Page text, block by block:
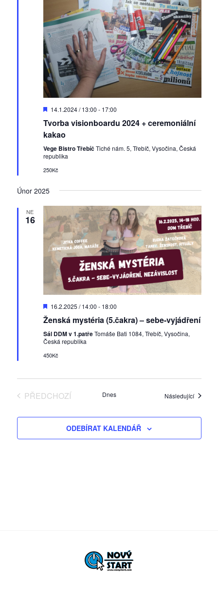
D
p
o
r
u
č
n
14.1.2024 / 13:00 - 17:00
Tvorba visionboardu 2024 + ceremoniální
kakao
Vege Bistro TřebíčTiché nám. 5, Třebíč, Vysočina, Česká
republika
250Kč
Únor 2025
NE
16
D
p
r
u
č
e
16.2.2025 / 14:00 - 18:00
Ženská mystéria (5.čakra) – sebe-vyjádření
Sál DDM v 1.patřeTomáše Bati 1084, Třebíč, Vysočina,
Česká republika
450Kč
PŘEDCHOZÍ
Dnes NásledujícíAkce
ODEBÍRAT KALENDÁŘ